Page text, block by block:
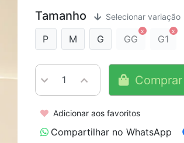
Tamanho Selecionar variação
P M G GG G1
Comprar
Adicionar aos favoritos
Compartilhar no WhatsApp